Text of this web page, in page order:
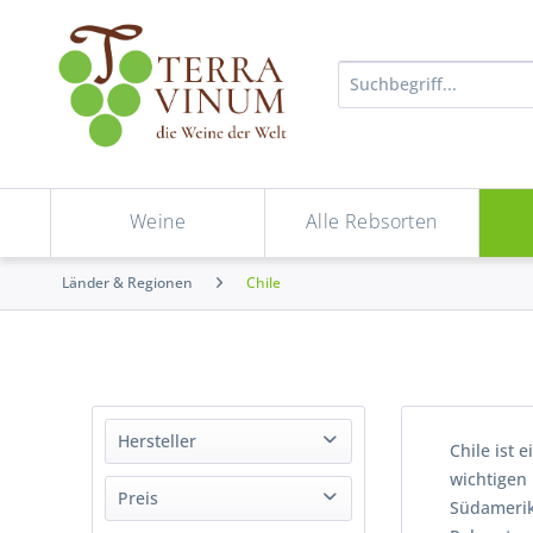
Weine Alle Rebsorten
Länder & Regionen Chile
Hersteller
Antinori
Apalta Vineyard
Preis
Chile ist
wichtigen